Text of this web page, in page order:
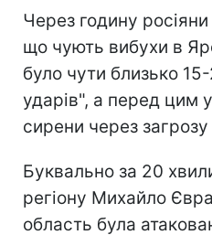
Через годину
що чують вибухи в
було чути близько
ударів", а перед цим
сирени через загрозу
Буквально за 20
регіону Михайло
область була